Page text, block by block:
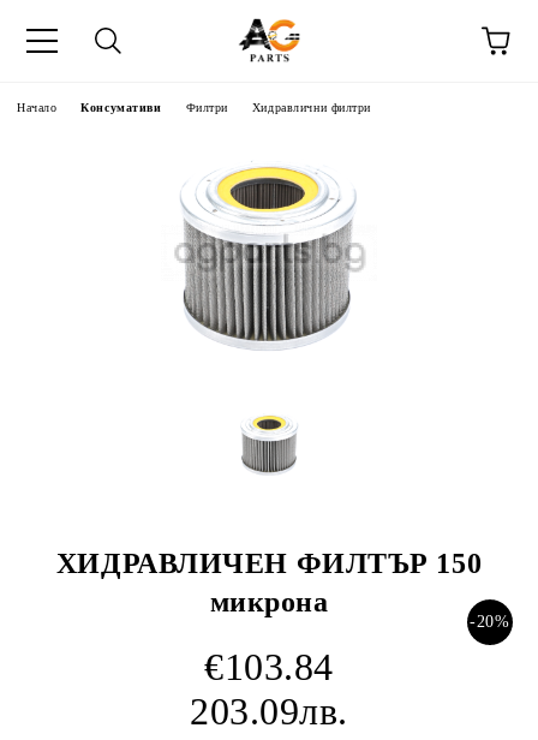
Начало Консумативи Филтри Хидравлични филтри
ХИДРАВЛИЧЕН ФИЛТЪР 150
микрона
-20%
€103.84
203.09лв.